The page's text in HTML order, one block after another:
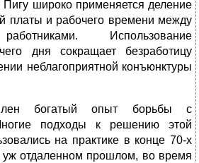
широко применяется деление
платы и рабочего времени между
Ис­пользование
дня сокращает безработицу
неблагоприятной конъюнктуры
богатый опыт борьбы с
под­ходы к решению этой
на практике в конце 70-х
уж отдаленном прошлом, во время